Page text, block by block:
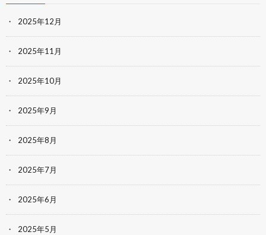
2025年12月
2025年11月
2025年10月
2025年9月
2025年8月
2025年7月
2025年6月
2025年5月